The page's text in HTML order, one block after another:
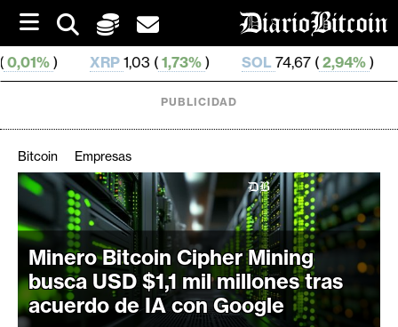
i
p
t
o
1,03 (1,73%) SOL74,67 ( 2,94%) TRX0,327
C
r
i
p
t
o
PUBLICIDAD
Bitcoin Empresas
Minero Bitcoin Cipher Mining
busca USD $1,1 mil millones tras
acuerdo de IA con Google